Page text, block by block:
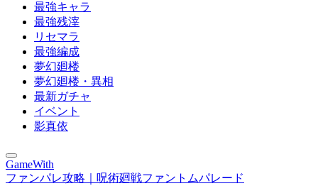
最強キャラ
最強残滓
リセマラ
最強編成
夢幻廻楼
夢幻廻楼・異相
最新ガチャ
イベント
影真依
GameWith
ファンパレ攻略｜呪術廻戦ファントムパレード